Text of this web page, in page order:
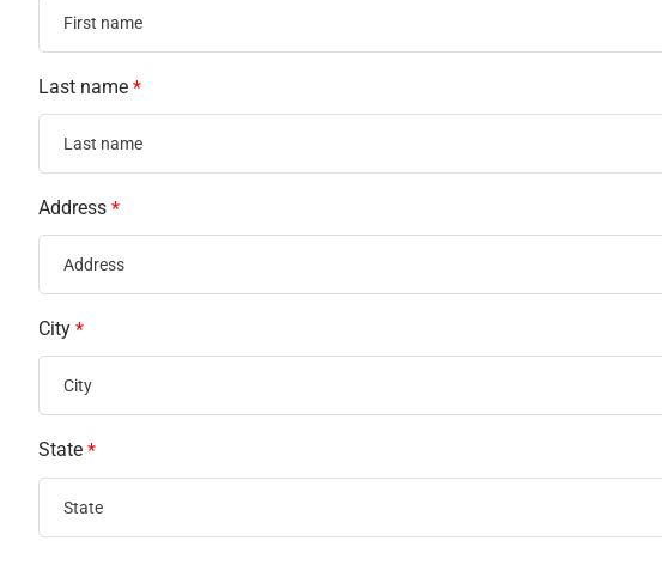
Last name *
Address *
City *
State *